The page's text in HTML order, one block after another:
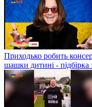
Приходько робить
шашки дитині - підбірка